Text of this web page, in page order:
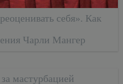
себя». Как
Чарли Мангер
мастурбацией